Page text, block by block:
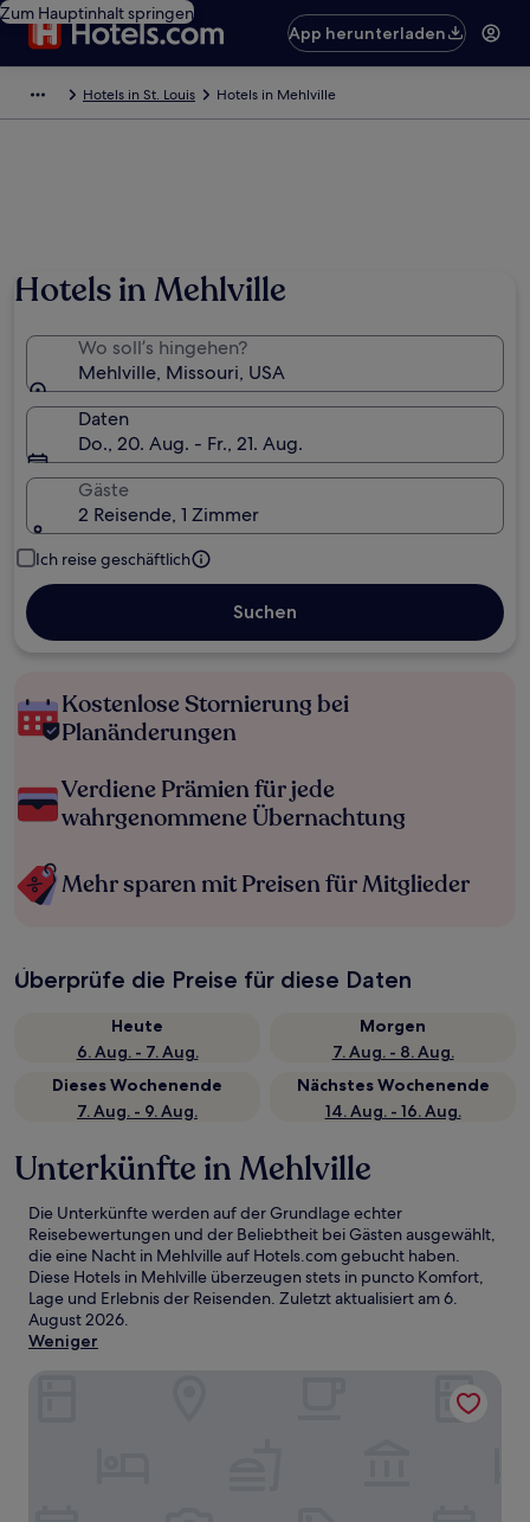
Zum Hauptinhalt springen
App herunterladen
Hotels in St. Louis Hotels in Mehlville
Hotels in Mehlville
Wo soll’s hingehen?
Mehlville, Missouri, USA
Daten
Do., 20. Aug. - Fr., 21. Aug.
Gäste
2 Reisende, 1 Zimmer
Ich reise geschäftlich
Suchen
Kostenlose Stornierung bei
Planänderungen
Verdiene Prämien für jede
wahrgenommene Übernachtung
Mehr sparen mit Preisen für Mitglieder
Überprüfe die Preise für diese Daten
Heute
6. Aug. - 7. Aug.
Morgen
7. Aug. - 8. Aug.
Dieses Wochenende
7. Aug. - 9. Aug.
Nächstes Wochenende
14. Aug. - 16. Aug.
Unterkünfte in Mehlville
Die Unterkünfte werden auf der Grundlage echter
Reisebewertungen und der Beliebtheit bei Gästen ausgewählt,
die eine Nacht in Mehlville auf Hotels.com gebucht haben.
Diese Hotels in Mehlville überzeugen stets in puncto Komfort,
Lage und Erlebnis der Reisenden. Zuletzt aktualisiert am6.
August 2026.
Weniger